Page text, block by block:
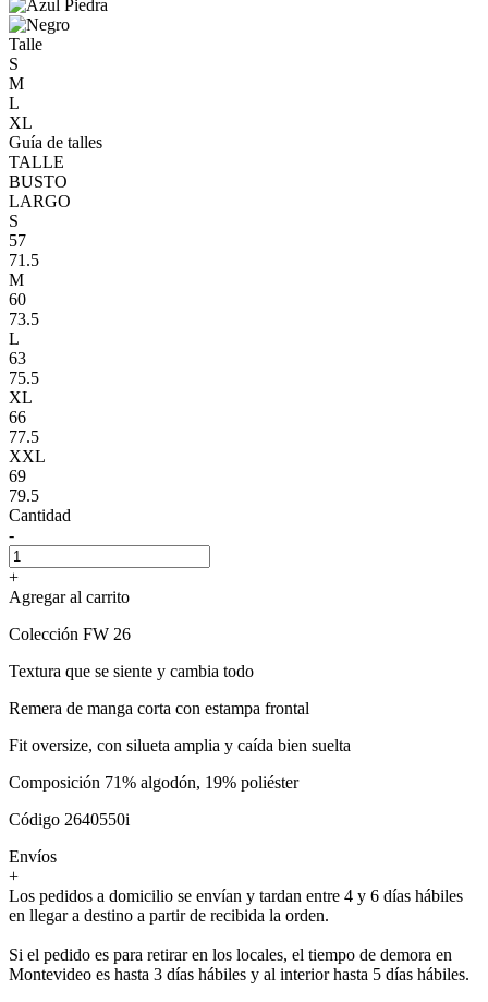
Talle
S
M
L
XL
Guía de talles
TALLE
BUSTO
LARGO
S
57
71.5
M
60
73.5
L
63
75.5
XL
66
77.5
XXL
69
79.5
Cantidad
-
+
Agregar al carrito
Colección FW 26
Textura que se siente y cambia todo
Remera de manga corta con estampa frontal
Fit oversize, con silueta amplia y caída bien suelta
Composición 71% algodón, 19% poliéster
Código 2640550i
Envíos
+
Los pedidos a domicilio se envían y tardan entre 4 y 6 días hábiles
en llegar a destino a partir de recibida la orden.
Si el pedido es para retirar en los locales, el tiempo de demora en
Montevideo es hasta 3 días hábiles y al interior hasta 5 días hábiles.